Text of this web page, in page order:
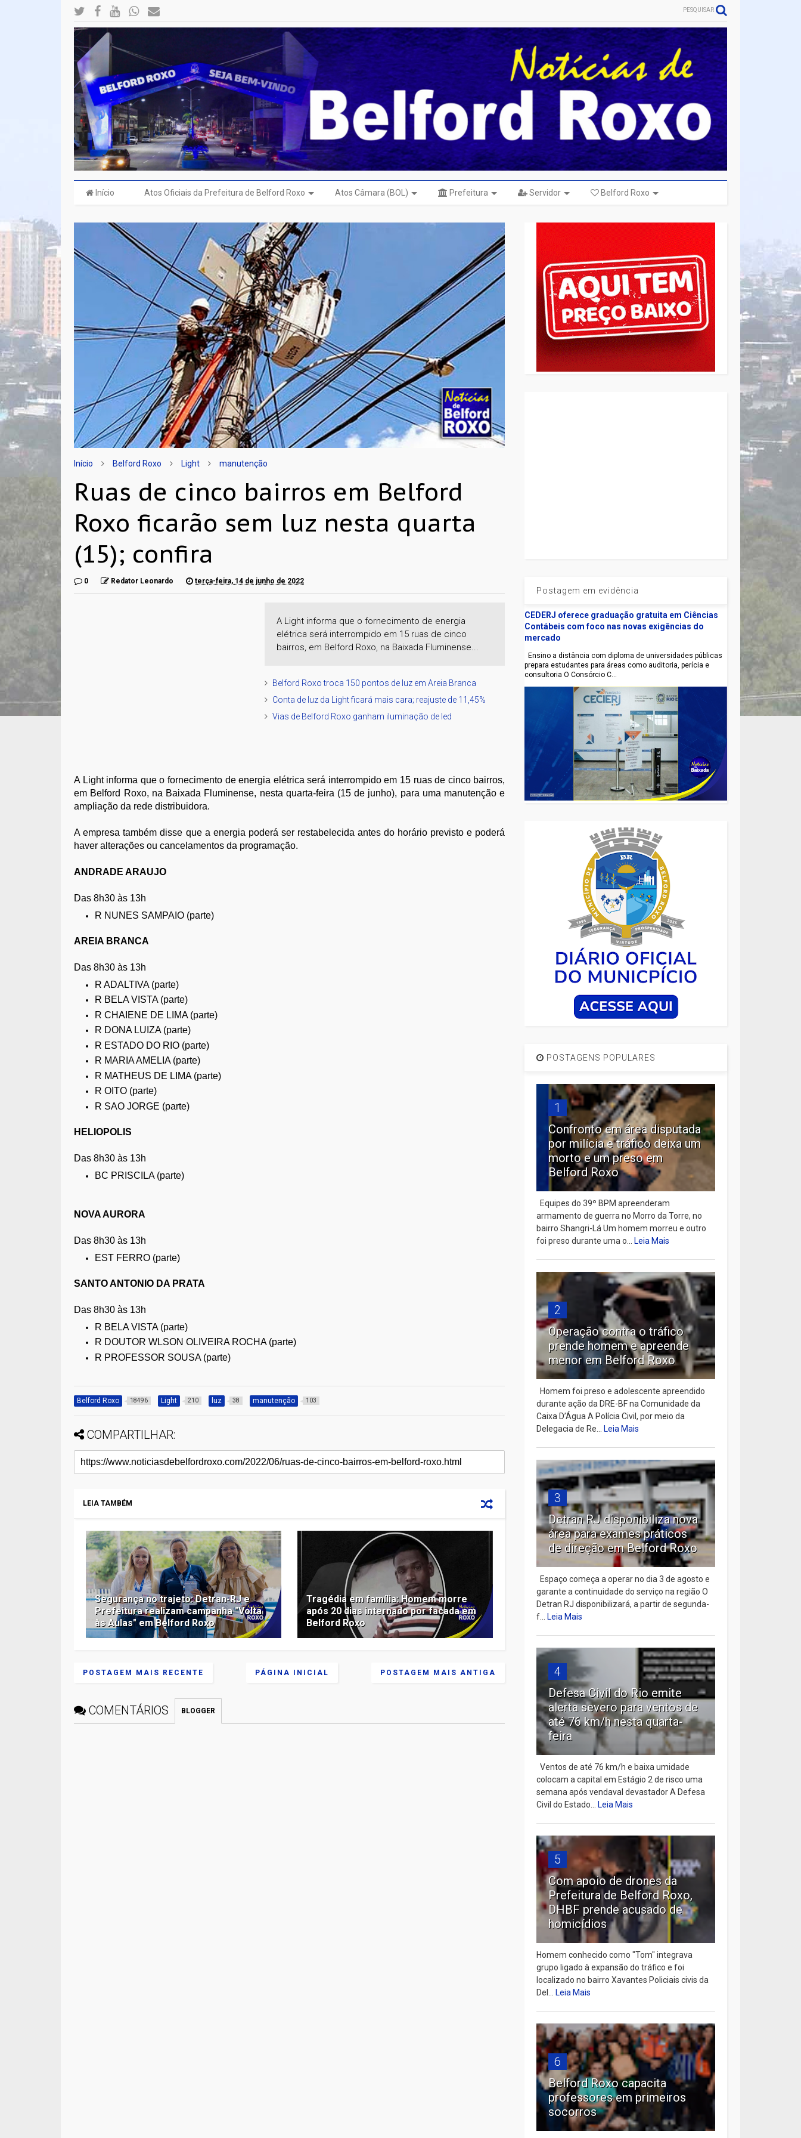
PESQUISAR
Início Atos Oficiais da Prefeitura de Belford Roxo Atos Câmara (BOL) Prefeitura Servidor Belford Roxo
Início Belford Roxo Light manutenção
Ruas de cinco bairros em Belford
Roxo ficarão sem luz nesta quarta
(15); confira
0 Redator Leonardo terça-feira, 14 de junho de 2022
A Light informa que o fornecimento de energia
elétrica será interrompido em 15 ruas de cinco
bairros, em Belford Roxo, na Baixada Fluminense...
Belford Roxo troca 150 pontos de luz em Areia Branca
Conta de luz da Light ficará mais cara; reajuste de 11,45%
Vias de Belford Roxo ganham iluminação de led
A Light informa que o fornecimento de energia elétrica será interrompido em 15 ruas de cinco bairros,
em Belford Roxo, na Baixada Fluminense, nesta quarta-feira (15 de junho), para uma manutenção e
ampliação da rede distribuidora.
A empresa também disse que a energia poderá ser restabelecida antes do horário previsto e poderá
haver alterações ou cancelamentos da programação.
ANDRADE ARAUJO
Das 8h30 às 13h
R NUNES SAMPAIO (parte)
AREIA BRANCA
Das 8h30 às 13h
R ADALTIVA (parte)
R BELA VISTA (parte)
R CHAIENE DE LIMA (parte)
R DONA LUIZA (parte)
R ESTADO DO RIO (parte)
R MARIA AMELIA (parte)
R MATHEUS DE LIMA (parte)
R OITO (parte)
R SAO JORGE (parte)
HELIOPOLIS
Das 8h30 às 13h
BC PRISCILA (parte)
NOVA AURORA
Das 8h30 às 13h
EST FERRO (parte)
SANTO ANTONIO DA PRATA
Das 8h30 às 13h
R BELA VISTA (parte)
R DOUTOR WLSON OLIVEIRA ROCHA (parte)
R PROFESSOR SOUSA (parte)
Belford Roxo 18496 Light 210 luz 38 manutenção 103
COMPARTILHAR:
LEIA TAMBÉM
Segurança no trajeto: Detran-RJ e
Prefeitura realizam campanha "Volta
às Aulas" em Belford Roxo
Tragédia em família: Homem morre
após 20 dias internado por facada em
Belford Roxo
POSTAGEM MAIS RECENTE POSTAGEM MAIS ANTIGA
PÁGINA INICIAL
COMENTÁRIOS BLOGGER
Postagem em evidência
CEDERJ oferece graduação gratuita em Ciências
Contábeis com foco nas novas exigências do
mercado
Ensino a distância com diploma de universidades públicas
prepara estudantes para áreas como auditoria, perícia e
consultoria O Consórcio C...
POSTAGENS POPULARES
1
Confronto em área disputada
por milícia e tráfico deixa um
morto e um preso em
Belford Roxo
Equipes do 39º BPM apreenderam
armamento de guerra no Morro da Torre, no
bairro Shangri-Lá Um homem morreu e outro
foi preso durante uma o...Leia Mais
2
Operação contra o tráfico
prende homem e apreende
menor em Belford Roxo
Homem foi preso e adolescente apreendido
durante ação da DRE-BF na Comunidade da
Caixa D’Água A Polícia Civil, por meio da
Delegacia de Re...Leia Mais
3
Detran RJ disponibiliza nova
área para exames práticos
de direção em Belford Roxo
Espaço começa a operar no dia 3 de agosto e
garante a continuidade do serviço na região O
Detran RJ disponibilizará, a partir de segunda-
f...Leia Mais
4
Defesa Civil do Rio emite
alerta severo para ventos de
até 76 km/h nesta quarta-
feira
Ventos de até 76 km/h e baixa umidade
colocam a capital em Estágio 2 de risco uma
semana após vendaval devastador A Defesa
Civil do Estado...Leia Mais
5
Com apoio de drones da
Prefeitura de Belford Roxo,
DHBF prende acusado de
homicídios
Homem conhecido como "Tom" integrava
grupo ligado à expansão do tráfico e foi
localizado no bairro Xavantes Policiais civis da
Del...Leia Mais
6
Belford Roxo capacita
professores em primeiros
socorros